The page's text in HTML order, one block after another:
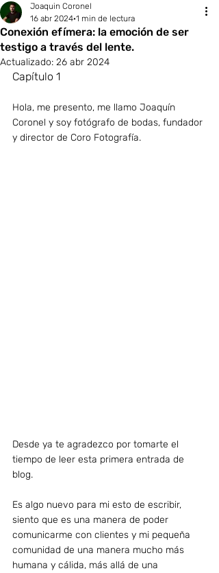
Conexión efímera: la emoción de ser
testigo a través del lente.
Joaquin Coronel
16 abr 2024 1 min de lectura
Actualizado: 26 abr 2024
Capítulo 1
Hola, me presento, me llamo Joaquín
Coronel y soy fotógrafo de bodas, fundador
y director de Coro Fotografía.
Desde ya te agradezco por tomarte el
tiempo de leer esta primera entrada de
blog.
Es algo nuevo para mi esto de escribir,
siento que es una manera de poder
comunicarme con clientes y mi pequeña
comunidad de una manera mucho más
humana y cálida, más allá de una